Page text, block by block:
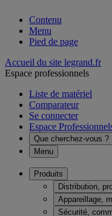
Contenu
Menu
Pied de page
Accueil du site legrand.fr
Espace professionnels
Liste de matériel
Comparateur
Se connecter
Espace
Que cherchez-vous ?
Menu
Produits
Distribution,
Appareillage,
Sécurité,